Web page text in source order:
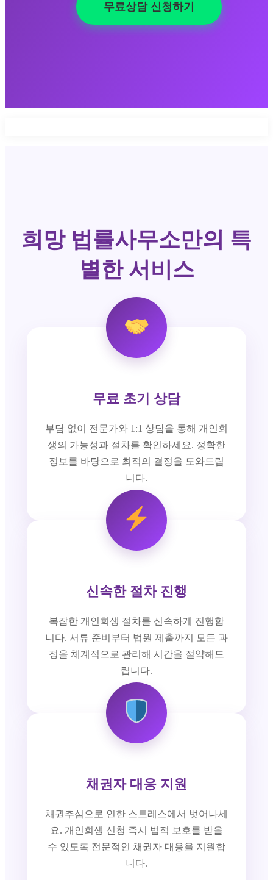
무료상담 신청하기
희망 법률사무소만의 특
별한 서비스
무료 초기 상담
부담 없이 전문가와 1:1 상담을 통해 개인회
생의 가능성과 절차를 확인하세요. 정확한
정보를 바탕으로 최적의 결정을 도와드립
니다.
신속한 절차 진행
복잡한 개인회생 절차를 신속하게 진행합
니다. 서류 준비부터 법원 제출까지 모든 과
정을 체계적으로 관리해 시간을 절약해드
립니다.
채권자 대응 지원
채권추심으로 인한 스트레스에서 벗어나세
요. 개인회생 신청 즉시 법적 보호를 받을
수 있도록 전문적인 채권자 대응을 지원합
니다.